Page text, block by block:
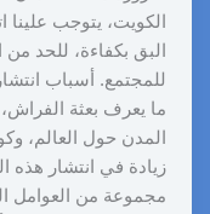
الكويت، يتوجب علينا
البق بكفاءة، للحد
للمجتمع. أسباب
ما يعرف بعثة
المدن حول العالم،
زيادة في انتشار هذه
مجموعة من العوامل